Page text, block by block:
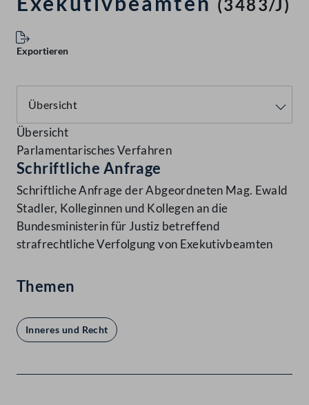
(3483/J)
Exportieren
Übersicht
Parlamentarisches Verfahren
Schriftliche Anfrage
Schriftliche Anfrage der Abgeordneten Mag. Ewald
Stadler, Kolleginnen und Kollegen an die
Bundesministerin für Justiz betreffend
strafrechtliche Verfolgung von Exekutivbeamten
Themen
Inneres und Recht